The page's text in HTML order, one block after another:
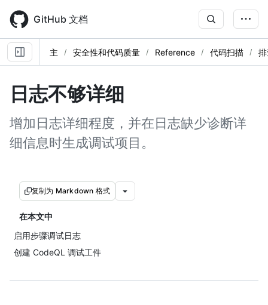
main
content
GitHub 文档
主 安全性和代码质量 Reference 代码扫描
日志不够详细
增加日志详细程度，并在日志缺少诊断详
细信息时生成调试项目。
复制为 Markdown 格式
在本文中
启用步骤调试日志
创建 CodeQL 调试工件